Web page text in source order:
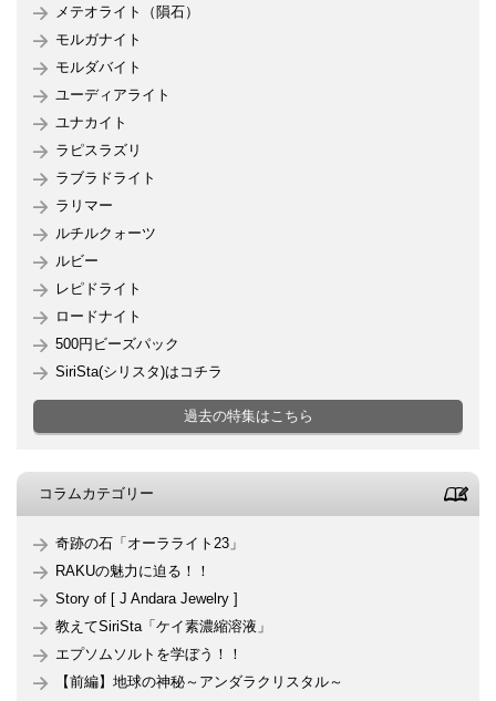
メテオライト（隕石）
モルガナイト
モルダバイト
ユーディアライト
ユナカイト
ラピスラズリ
ラブラドライト
ラリマー
ルチルクォーツ
ルビー
レピドライト
ロードナイト
500円ビーズパック
SiriSta(シリスタ)はコチラ
過去の特集はこちら
コラムカテゴリー
奇跡の石「オーラライト23」
RAKUの魅力に迫る！！
Story of [ J Andara Jewelry ]
教えてSiriSta「ケイ素濃縮溶液」
エプソムソルトを学ぼう！！
【前編】地球の神秘～アンダラクリスタル～